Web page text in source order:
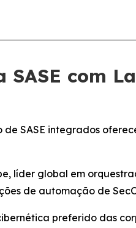
com
SASE integrados
líder global em
de automação de
preferido das